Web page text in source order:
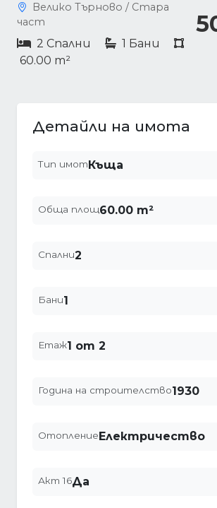
Велико Търново / Стара
част
2 Спални
1 Бани
60.00 m²
Детайли на имота
Тип имотКъща
Обща площ60.00 m²
Спални2
Бани1
Етаж1 от 2
Година на строителство1930
ОтоплениеЕлектричество
Акт 16Да